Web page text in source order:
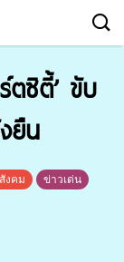
ตซิตี้’ ขับ
ยืน
งคม
ข่าวเด่น